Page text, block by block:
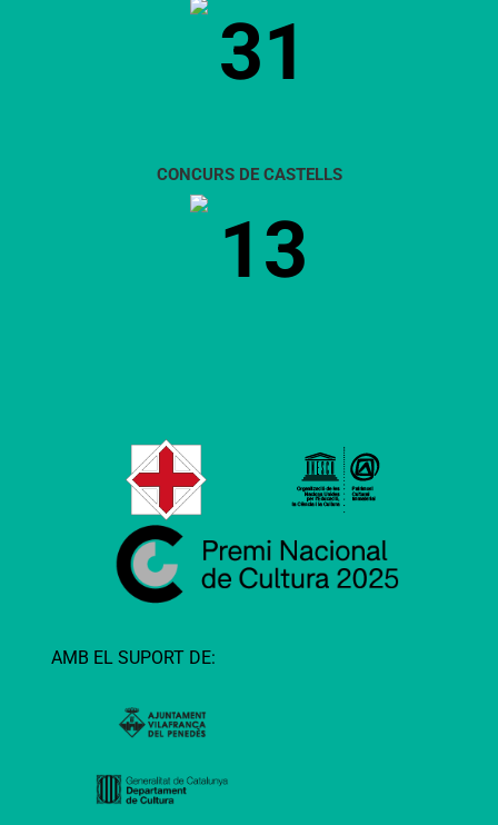
31
CONCURS DE CASTELLS
13
AMB EL SUPORT DE: